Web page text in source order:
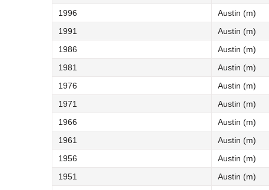
1996
Austin (m)
1991
Austin (m)
1986
Austin (m)
1981
Austin (m)
1976
Austin (m)
1971
Austin (m)
1966
Austin (m)
1961
Austin (m)
1956
Austin (m)
1951
Austin (m)